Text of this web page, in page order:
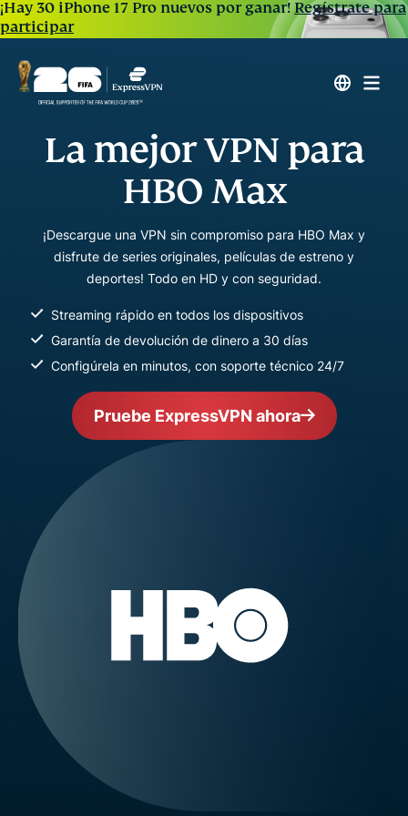
¡Hay 30 iPhone 17 Pro nuevos por ganar!Regístrate para
participar
La mejor VPN para
HBO Max
¡Descargue una VPN sin compromiso para HBO Max y
disfrute de series originales, películas de estreno y
deportes! Todo en HD y con seguridad.
Streaming rápido en todos los dispositivos
Garantía de devolución de dinero a 30 días
Configúrela en minutos, con soporte técnico 24/7
Pruebe ExpressVPN ahora